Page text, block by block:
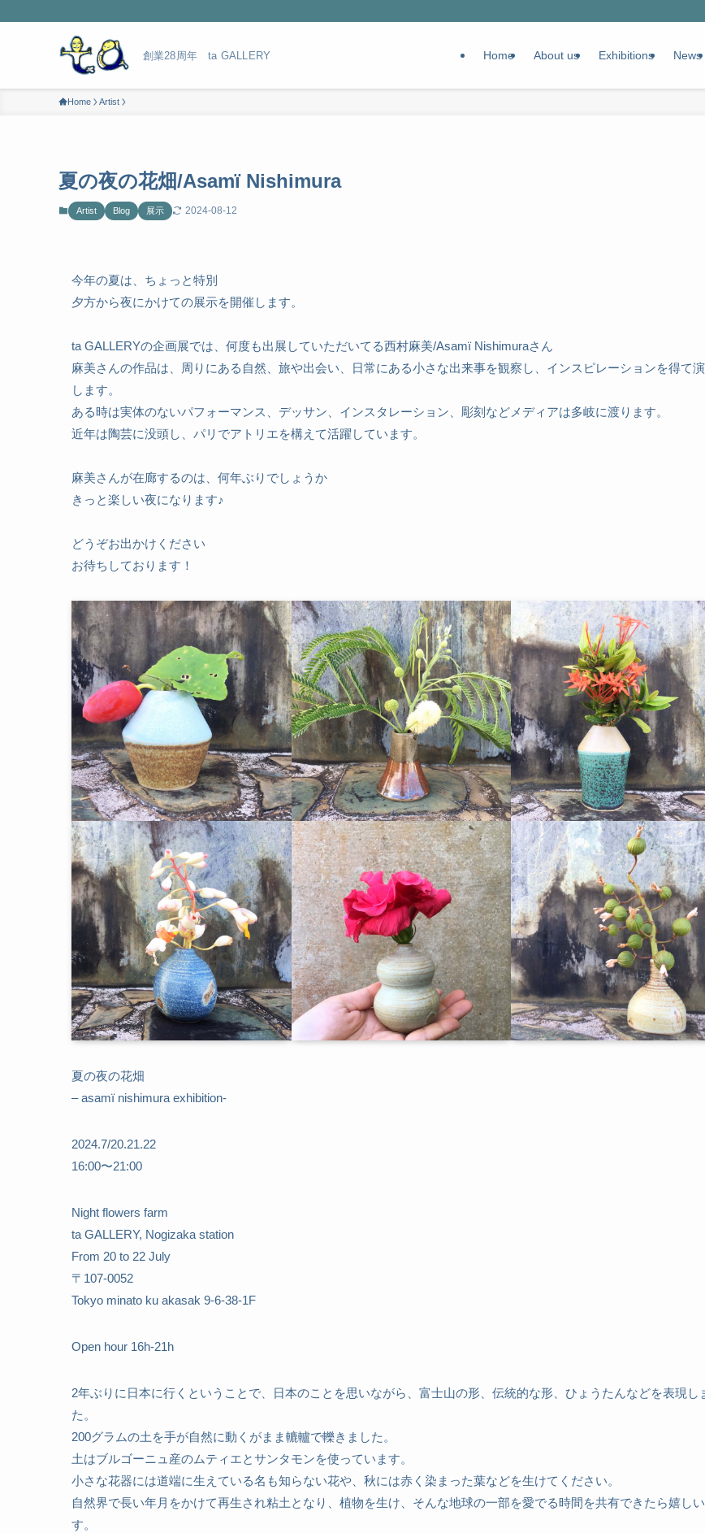
創業28周年 ta GALLERY Home About us Exhibitions News
Home Artist
夏の夜の花畑/Asamï Nishimura
Artist Blog 展示 2024-08-12
今年の夏は、ちょっと特別
夕方から夜にかけての展示を開催します。
ta GALLERYの企画展では、何度も出展していただいてる西村麻美/Asamï Nishimuraさん
麻美さんの作品は、周りにある自然、旅や出会い、日常にある小さな出来事を観察し、インスピレーションを得て
します。
ある時は実体のないパフォーマンス、デッサン、インスタレーション、彫刻などメディアは多岐に渡ります。
近年は陶芸に没頭し、パリでアトリエを構えて活躍しています。
麻美さんが在廊するのは、何年ぶりでしょうか
きっと楽しい夜になります♪
どうぞお出かけください
お待ちしております！
夏の夜の花畑
– asamï nishimura exhibition-
2024.7/20.21.22
16:00〜21:00
Night flowers farm
ta GALLERY, Nogizaka station
From 20 to 22 July
〒107-0052
Tokyo minato ku akasak 9-6-38-1F
Open hour 16h-21h
2年ぶりに日本に行くということで、日本のことを思いながら、富士山の形、伝統的な形、ひょうたんなどを表現し
た。
200グラムの土を手が自然に動くがまま轆轤で轢きました。
土はブルゴーニュ産のムティエとサンタモンを使っています。
小さな花器には道端に生えている名も知らない花や、秋には赤く染まった葉などを生けてください。
自然界で長い年月をかけて再生され粘土となり、植物を生け、そんな地球の一部を愛でる時間を共有できたら嬉し
す。